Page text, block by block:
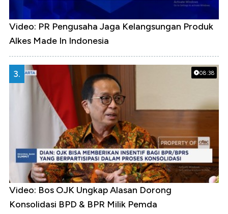
Video: PR Pengusaha Jaga Kelangsungan Produk
Alkes Made In Indonesia
08:38
3.
Video: Bos OJK Ungkap Alasan Dorong
Konsolidasi BPD & BPR Milik Pemda